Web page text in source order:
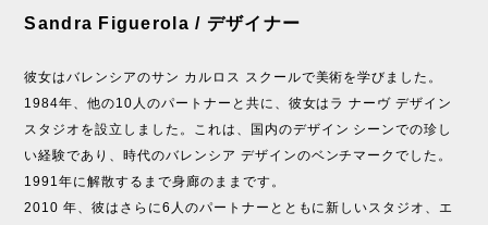
Sandra Figuerola / デザイナー
彼女はバレンシアのサン カルロス スクールで美術を学びました。
1984年、他の10人のパートナーと共に、彼女はラ ナーヴ デザイン
スタジオを設立しました。これは、国内のデザイン シーンでの珍し
い経験であり、時代のバレンシア デザインのベンチマークでした。
1991年に解散するまで身廊のままです。
2010 年、彼はさらに6人のパートナーとともに新しいスタジオ、エ